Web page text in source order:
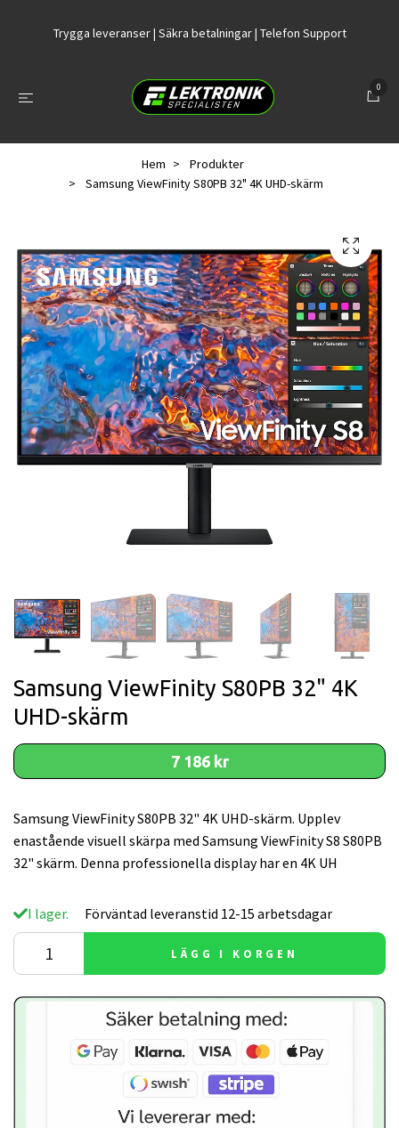
Trygga leveranser | Säkra betalningar | Telefon Support
0
Hem
Produkter
Samsung ViewFinity S80PB 32" 4K UHD-skärm
Samsung ViewFinity S80PB 32" 4K
UHD-skärm
7 186 kr
Samsung ViewFinity S80PB 32" 4K UHD-skärm. Upplev
enastående visuell skärpa med Samsung ViewFinity S8 S80PB
32" skärm. Denna professionella display har en 4K UH
I lager. Förväntad leveranstid 12-15 arbetsdagar
LÄGG I KORGEN